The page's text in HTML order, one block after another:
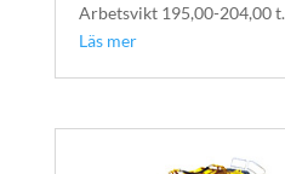
Arbetsvikt 195,00-204,00 t.
Läs mer